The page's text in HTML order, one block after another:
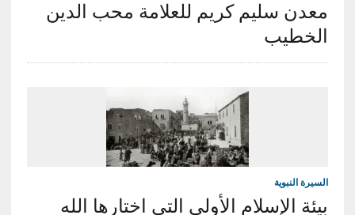
معدن سليم كريم للعلامة محب الدين
الخطيب
السيرة النبوية
بيئة الإسلام الأولى التي اختارها الله